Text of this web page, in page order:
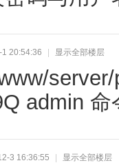
20:54:36 显示全部楼层
admin
3 16:36:55 显示全部楼层